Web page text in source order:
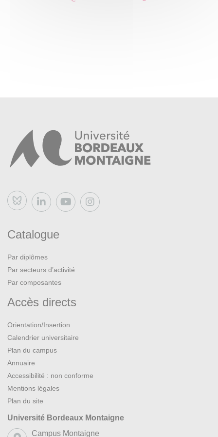
Bluesky
Catalogue
Par diplômes
Par secteurs d’activité
Par composantes
Accès directs
Orientation/Insertion
Calendrier universitaire
Plan du campus
Annuaire
Accessibilité : non conforme
Mentions légales
Plan du site
Université Bordeaux Montaigne
Campus Montaigne